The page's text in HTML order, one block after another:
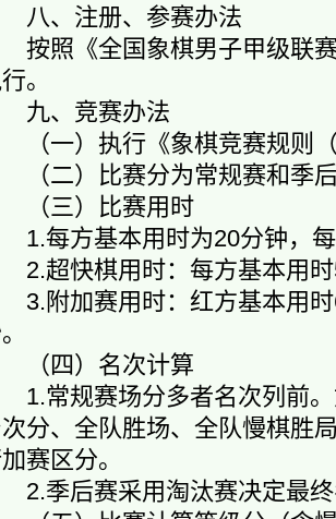
、注册、参赛办法
照《全国象棋男子甲级联赛
。
、竞赛办法
一）执行《象棋竞赛规则（
二）比赛分为常规赛和季后
三）比赛用时
每方基本用时为20分钟，每
超快棋用时：每方基本用时
附加赛用时：红方基本用时
四）名次计算
常规赛场分多者名次列前。
分、全队胜场、全队慢棋胜
赛区分。
季后赛采用淘汰赛决定最终